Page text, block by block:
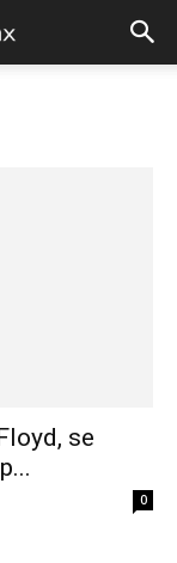
se
0